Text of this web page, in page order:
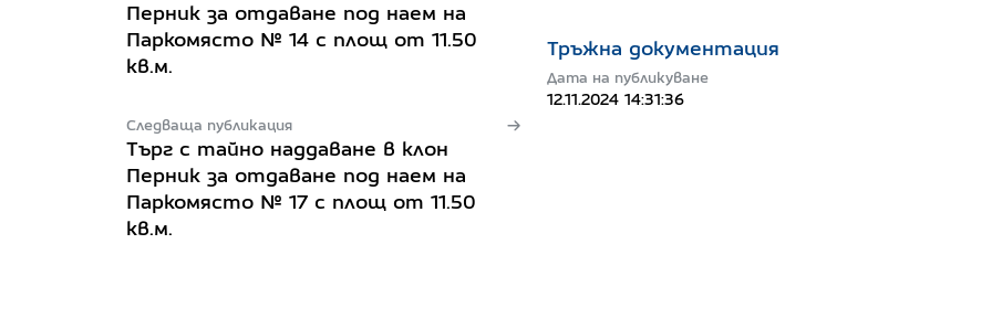
Перник за отдаване под наем на
Паркомясто № 14 с площ от 11.50
кв.м.
Следваща публикация
Търг с тайно наддаване в клон
Перник за отдаване под наем на
Паркомясто № 17 с площ от 11.50
кв.м.
Тръжна документация
Дата на публикуване
12.11.2024 14:31:36